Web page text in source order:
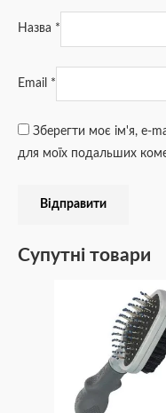
Назва *
Email *
Зберегти моє ім'я, e-
для моїх подальших
Супутні товари